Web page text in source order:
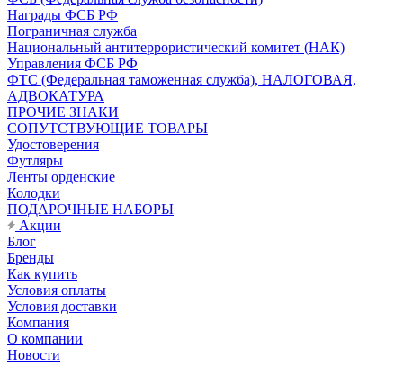
Награды ФСБ РФ
Пограничная служба
Национальный антитеррористический комитет (НАК)
Управления ФСБ РФ
ФТС (Федеральная таможенная служба), НАЛОГОВАЯ,
АДВОКАТУРА
ПРОЧИЕ ЗНАКИ
СОПУТСТВУЮЩИЕ ТОВАРЫ
Удостоверения
Футляры
Ленты орденские
Колодки
ПОДАРОЧНЫЕ НАБОРЫ
Акции
Блог
Бренды
Как купить
Условия оплаты
Условия доставки
Компания
О компании
Новости